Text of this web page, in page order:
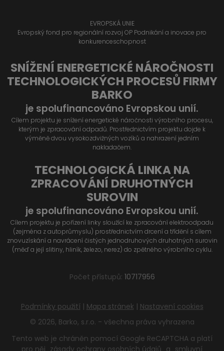
EVROPSKÁ UNIE
Evropský fond pro regionální rozvoj OP Podnikání a inovace pro
konkurenceschopnost
SNÍŽENÍ ENERGETICKÉ NÁROČNOSTI
TECHNOLOGICKÝCH PROCESŮ FIRMY
BARKO
je spolufinancováno Evropskou unií.
Cílem projektu je snížení energetické náročnosti výrobního procesu,
kterým je zpracování odpadů. Prostřednictvím projektu dojde k
výměně dvou vysokozdvižných vozíků a nahrazení jedním
nakladačem.
TECHNOLOGICKÁ LINKA NA
ZPRACOVÁNÍ DRUHOTNÝCH
SUROVIN
je spolufinancováno Evropskou unií.
Cílem projektu je pořízení linky sloužící ke zpracování elektroodpadu
(zejména z autoprůmyslu) prostřednictvím drcení a třídění s cílem
znovuzískání a navrácení čistých jednodruhových druhotných surovin
(měď a její slitiny, hliník, železo, nerez) do zpětného výrobního cyklu.
Počet přístupů: 10717956
© 2026, Barko, s.r.o. - všechna práva vyhrazena
Podmínky použití | Mapa stránek | Nastavení cookies
Tento web je chráněn pomocí Google ReCAPTCHA a platí